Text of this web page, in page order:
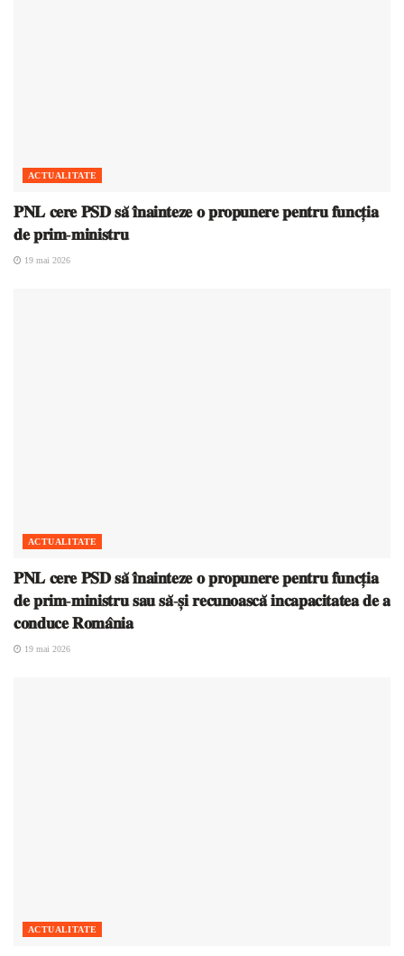
ACTUALITATE
𝐏𝐍𝐋 𝐜𝐞𝐫𝐞 𝐏𝐒𝐃 𝐬𝐚̆ 𝐢̂𝐧𝐚𝐢𝐧𝐭𝐞𝐳𝐞 𝐨 𝐩𝐫𝐨𝐩𝐮𝐧𝐞𝐫𝐞 𝐩𝐞𝐧𝐭𝐫𝐮 𝐟𝐮𝐧𝐜𝐭̦𝐢𝐚
𝐝𝐞 𝐩𝐫𝐢𝐦-𝐦𝐢𝐧𝐢𝐬𝐭𝐫𝐮
19 mai 2026
ACTUALITATE
𝐏𝐍𝐋 𝐜𝐞𝐫𝐞 𝐏𝐒𝐃 𝐬𝐚̆ 𝐢̂𝐧𝐚𝐢𝐧𝐭𝐞𝐳𝐞 𝐨 𝐩𝐫𝐨𝐩𝐮𝐧𝐞𝐫𝐞 𝐩𝐞𝐧𝐭𝐫𝐮 𝐟𝐮𝐧𝐜𝐭̦𝐢𝐚
𝐝𝐞 𝐩𝐫𝐢𝐦-𝐦𝐢𝐧𝐢𝐬𝐭𝐫𝐮 𝐬𝐚𝐮 𝐬𝐚̆-𝐬̦𝐢 𝐫𝐞𝐜𝐮𝐧𝐨𝐚𝐬𝐜𝐚̆ 𝐢𝐧𝐜𝐚𝐩𝐚𝐜𝐢𝐭𝐚𝐭𝐞𝐚 𝐝𝐞 𝐚
𝐜𝐨𝐧𝐝𝐮𝐜𝐞 𝐑𝐨𝐦𝐚̂𝐧𝐢𝐚
19 mai 2026
ACTUALITATE